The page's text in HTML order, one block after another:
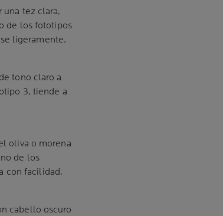
tez clara,
de los fototipos
ligeramente.
tono claro a
3, tiende a
oliva o morena
de los
con facilidad.
cabello oscuro